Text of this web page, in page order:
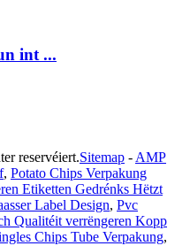
int ...
reservéiert.Sitemap -AMP
, Potato Chips Verpakung
Etiketten Gedrénks Hëtzt
Label Design, Pvc
Qualitéit verrëngeren Kopp
Chips Tube Verpakung,